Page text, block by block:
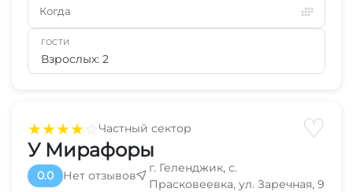
★★★★☆Частный сектор ♡
У Мирафоры
0.0 Нет отзывов
г. Геленджик, с.
Прасковеевка, ул. Заречная, 9
Когда
ГОСТИ
Взрослых: 2